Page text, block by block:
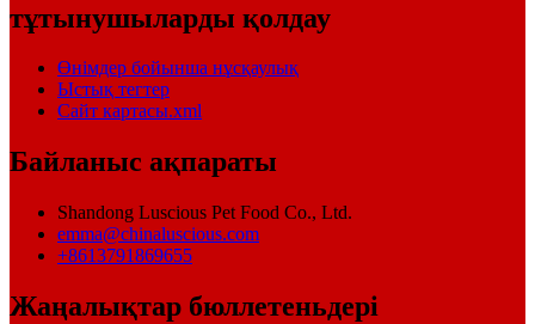
тұтынушыларды қолдау
Өнімдер бойынша нұсқаулық
Ыстық тегтер
Сайт картасы.xml
Байланыс ақпараты
Shandong Luscious Pet Food Co., Ltd.
emma@chinaluscious.com
+8613791869655
Жаңалықтар бюллетеньдері